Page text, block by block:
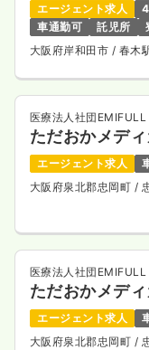
エージェント求人
車通勤可
託児所
大阪府岸和田市 / 春木
医療法人社団EMIFULL
ただおかメデ
エージェント求人
大阪府泉北郡忠岡町 /
医療法人社団EMIFULL
ただおかメデ
エージェント求人
大阪府泉北郡忠岡町 /